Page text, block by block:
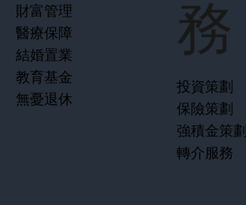
財富管理
醫療保障
結婚置業
教育基金
無憂退休
務
投資策劃
保險策劃
強積金策劃
轉介服務